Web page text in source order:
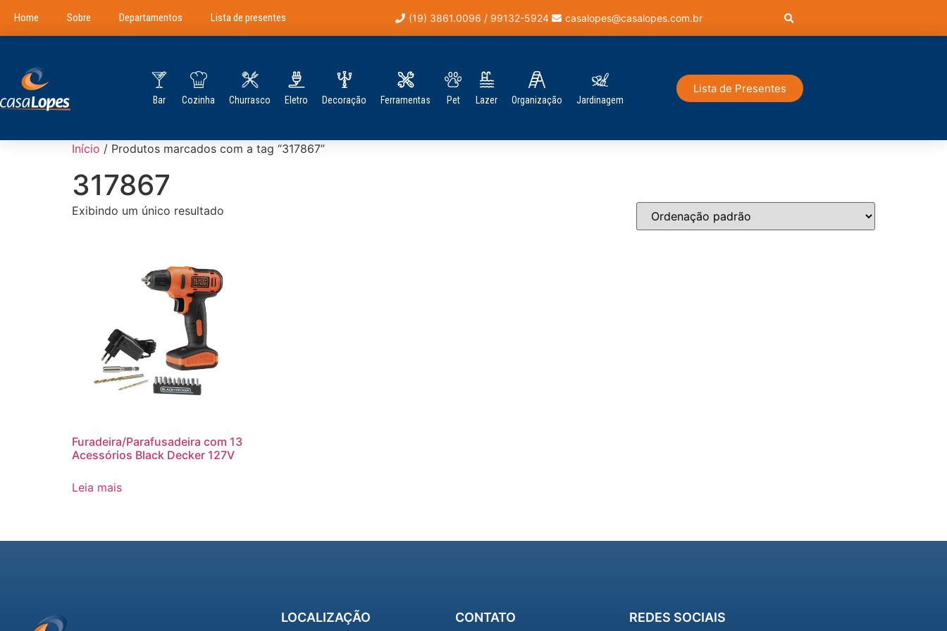
Home Sobre Departamentos Lista de presentes (19) 3861.0096 / 99132-5924 casalopes@casalopes.com.br
Bar Cozinha Churrasco Eletro Decoração Ferramentas Pet Lazer Organização Jardinagem
Lista de Presentes
Início / Produtos marcados com a tag “317867”
317867
Exibindo um único resultado
Furadeira/Parafusadeira com 13
Acessórios Black Decker 127V
Leia mais
LOCALIZAÇÃO CONTATO REDES SOCIAIS